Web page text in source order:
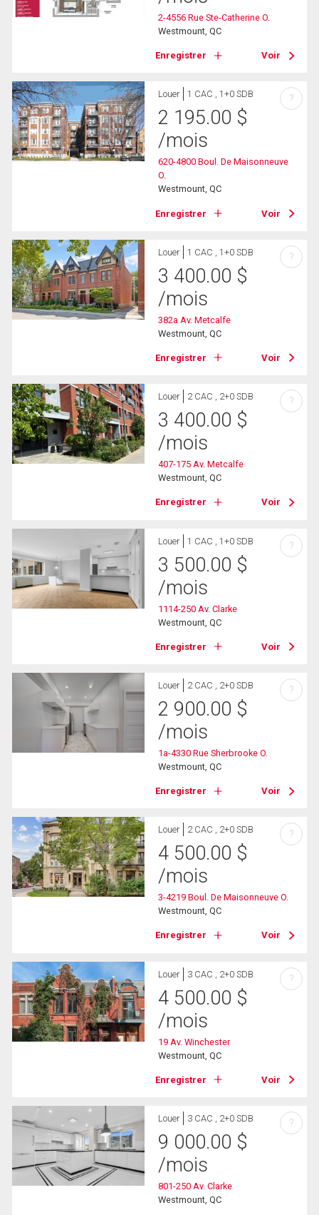
2-4556 Rue Ste-Catherine O.
Westmount, QC
Enregistrer Voir
Louer 1 CAC , 1+0 SDB
2 195.00 $
/mois
620-4800 Boul. De Maisonneuve
O.
Westmount, QC
Enregistrer Voir
?
Louer 1 CAC , 1+0 SDB
3 400.00 $
/mois
382a Av. Metcalfe
Westmount, QC
Enregistrer Voir
?
Louer 2 CAC , 2+0 SDB
3 400.00 $
/mois
407-175 Av. Metcalfe
Westmount, QC
Enregistrer Voir
?
Louer 1 CAC , 1+0 SDB
3 500.00 $
/mois
1114-250 Av. Clarke
Westmount, QC
Enregistrer Voir
?
Louer 2 CAC , 2+0 SDB
2 900.00 $
/mois
1a-4330 Rue Sherbrooke O.
Westmount, QC
Enregistrer Voir
?
Louer 2 CAC , 2+0 SDB
4 500.00 $
/mois
3-4219 Boul. De Maisonneuve O.
Westmount, QC
Enregistrer Voir
?
Louer 3 CAC , 2+0 SDB
4 500.00 $
/mois
19 Av. Winchester
Westmount, QC
Enregistrer Voir
?
Louer 3 CAC , 2+0 SDB
9 000.00 $
/mois
801-250 Av. Clarke
Westmount, QC
?